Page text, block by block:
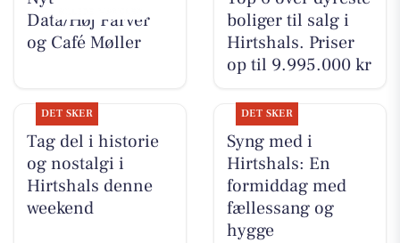
Data/Høj Farver
og Café Møller
boliger til salg i
Hirtshals. Priser
op til 9.995.000 kr
DET SKER
Tag del i historie
og nostalgi i
Hirtshals denne
weekend
DET SKER
Syng med i
Hirtshals: En
formiddag med
fællessang og
hygge